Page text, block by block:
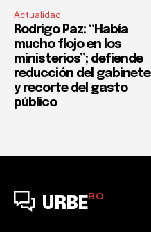
Actualidad
Rodrigo Paz: “Había
mucho flojo en los
ministerios”; defiende
reducción del gabinete
y recorte del gasto
público
URBEBO